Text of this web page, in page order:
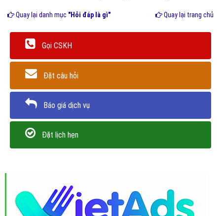
Quay lại danh mục "Hỏi đáp là gì" Quay lại trang chủ
Gọi CSKH
Đặt câu hỏi
Báo giá dịch vụ
Đặt lịch hẹn